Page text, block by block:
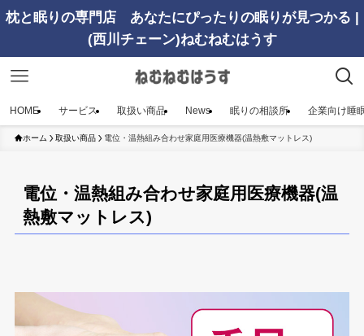
枕と眠りの専門店 あなたにぴったりの眠りが見つかる |
(西川チェーン)ねむねむはうす
HOME サービス 取扱い商品 News 眠りの相談所 企業向け睡
ホーム 取扱い商品 電位・温熱組み合わせ家庭用医療機器(温熱敷マットレス)
電位・温熱組み合わせ家庭用医療機器(温
熱敷マットレス)